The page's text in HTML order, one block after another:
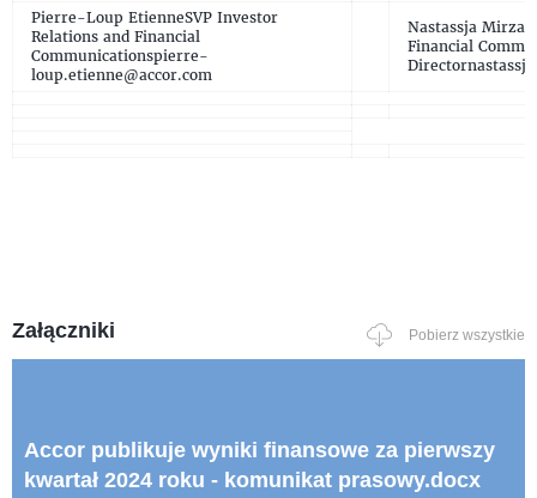
Pierre-Loup EtienneSVP Investor
Relations and Financial
Communicationspierre-
loup.etienne@accor.com
Nastassja
Financial
Załączniki Pobierz wszystkie
Accor publikuje wyniki finansowe za pierwszy
kwartał 2024 roku - komunikat prasowy.docx